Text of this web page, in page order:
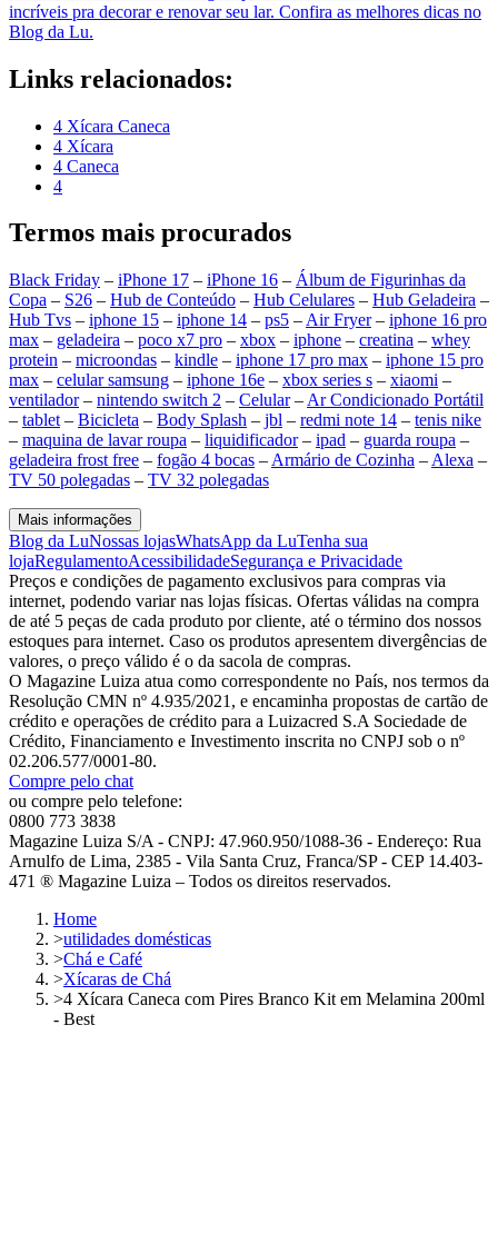
incríveis pra decorar e renovar seu lar. Confira as melhores dicas no
Blog da Lu.
Links relacionados:
4 Xícara Caneca
4 Xícara
4 Caneca
4
Termos mais procurados
Black Friday – iPhone 17 – iPhone 16 – Álbum de Figurinhas da
Copa – S26 – Hub de Conteúdo – Hub Celulares – Hub Geladeira –
Hub Tvs – iphone 15 – iphone 14 – ps5 – Air Fryer– iphone 16 pro
max – geladeira – poco x7 pro – xbox – iphone – creatina – whey
protein – microondas – kindle – iphone 17 pro max – iphone 15 pro
max – celular samsung – iphone 16e – xbox series s – xiaomi –
ventilador– nintendo switch 2 – Celular– Ar Condicionado Portátil
– tablet – Bicicleta – Body Splash – jbl – redmi note 14 – tenis nike
– maquina de lavar roupa – liquidificador– ipad – guarda roupa –
geladeira frost free – fogão 4 bocas – Armário de Cozinha – Alexa –
TV 50 polegadas – TV 32 polegadas
Mais informações
Blog da LuNossas lojasWhatsApp da LuTenha sua
lojaRegulamentoAcessibilidadeSegurança e Privacidade
Preços e condições de pagamento exclusivos para compras via
internet, podendo variar nas lojas físicas. Ofertas válidas na compra
de até 5 peças de cada produto por cliente, até o término dos nossos
estoques para internet. Caso os produtos apresentem divergências de
valores, o preço válido é o da sacola de compras.
O Magazine Luiza atua como correspondente no País, nos termos da
Resolução CMN nº 4.935/2021, e encaminha propostas de cartão de
crédito e operações de crédito para a Luizacred S.A Sociedade de
Crédito, Financiamento e Investimento inscrita no CNPJ sob o nº
02.206.577/0001-80.
Compre pelo chat
ou compre pelo telefone:
0800 773 3838
Magazine Luiza S/A - CNPJ: 47.960.950/1088-36 - Endereço: Rua
Arnulfo de Lima, 2385 - Vila Santa Cruz, Franca/SP - CEP 14.403-
471 ® Magazine Luiza – Todos os direitos reservados.
Home
>utilidades domésticas
>Chá e Café
>Xícaras de Chá
>4 Xícara Caneca com Pires Branco Kit em Melamina 200ml
- Best